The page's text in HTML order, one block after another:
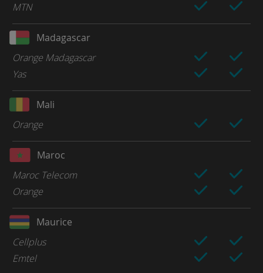
MTN
Madagascar
Orange Madagascar
Yas
Mali
Orange
Maroc
Maroc Telecom
Orange
Maurice
Cellplus
Emtel